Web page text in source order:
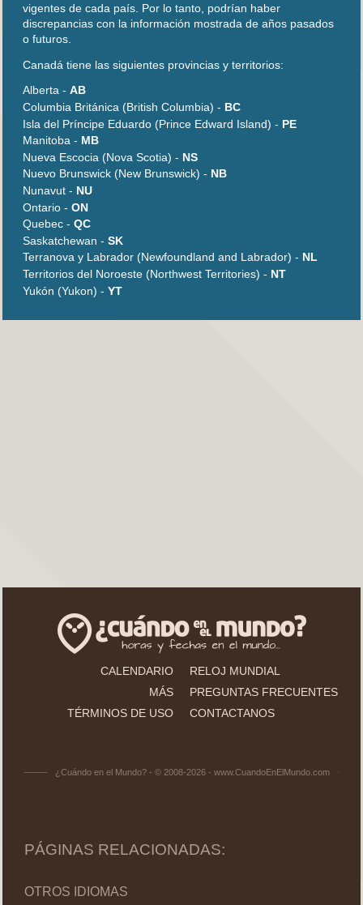
vigentes de cada país. Por lo tanto, podrían haber
discrepancias con la información mostrada de años pasados
o futuros.
Canadá tiene las siguientes provincias y territorios:
Alberta - AB
Columbia Británica (British Columbia) - BC
Isla del Príncipe Eduardo (Prince Edward Island) - PE
Manitoba - MB
Nueva Escocia (Nova Scotia) - NS
Nuevo Brunswick (New Brunswick) - NB
Nunavut - NU
Ontario - ON
Quebec - QC
Saskatchewan - SK
Terranova y Labrador (Newfoundland and Labrador) - NL
Territorios del Noroeste (Northwest Territories) - NT
Yukón (Yukon) - YT
CALENDARIO
RELOJ MUNDIAL
MÁS
PREGUNTAS FRECUENTES
TÉRMINOS DE USO
CONTACTANOS
¿Cuándo en el Mundo? - © 2008-2026 - www.CuandoEnElMundo.com
PÁGINAS RELACIONADAS:
OTROS IDIOMAS